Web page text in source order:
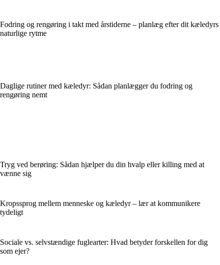
Fodring og rengøring i takt med årstiderne – planlæg efter dit kæledyrs
naturlige rytme
Daglige rutiner med kæledyr: Sådan planlægger du fodring og
rengøring nemt
Tryg ved berøring: Sådan hjælper du din hvalp eller killing med at
vænne sig
Kropssprog mellem menneske og kæledyr – lær at kommunikere
tydeligt
Sociale vs. selvstændige fuglearter: Hvad betyder forskellen for dig
som ejer?